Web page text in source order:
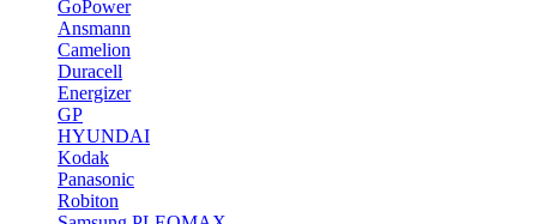
GoPower
Ansmann
Camelion
Duracell
Energizer
GP
HYUNDAI
Kodak
Panasonic
Robiton